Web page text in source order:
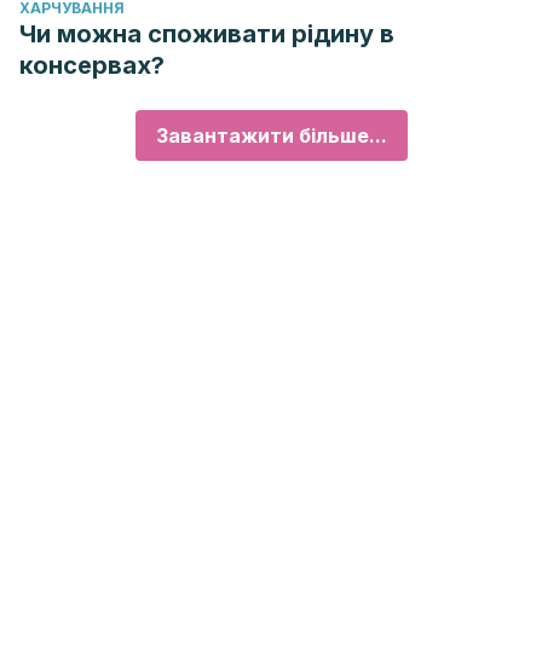
ХАРЧУВАННЯ
Чи можна споживати рідину в
консервах?
Завантажити більше...